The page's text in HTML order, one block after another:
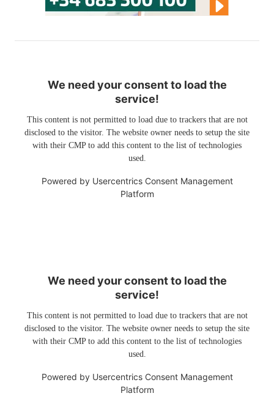
We need your consent to load the
service!
This content is not permitted to load due to trackers that are not
disclosed to the visitor. The website owner needs to setup the site
with their CMP to add this content to the list of technologies
used.
Powered by Usercentrics Consent Management
Platform
We need your consent to load the
service!
This content is not permitted to load due to trackers that are not
disclosed to the visitor. The website owner needs to setup the site
with their CMP to add this content to the list of technologies
used.
Powered by Usercentrics Consent Management
Platform